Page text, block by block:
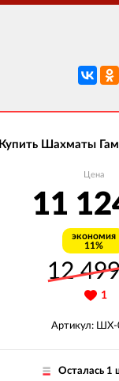
Купить Шахматы
Цена
11
экономия
11%
12
1
Артикул: ШХ-
Осталась 1